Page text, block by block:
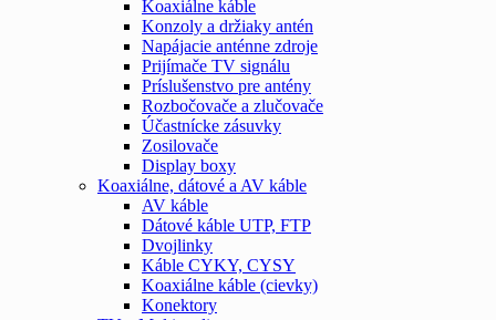
Koaxiálne káble
Konzoly a držiaky antén
Napájacie anténne zdroje
Prijímače TV signálu
Príslušenstvo pre antény
Rozbočovače a zlučovače
Účastnícke zásuvky
Zosilovače
Display boxy
Koaxiálne, dátové a AV káble
AV káble
Dátové káble UTP, FTP
Dvojlinky
Káble CYKY, CYSY
Koaxiálne káble (cievky)
Konektory